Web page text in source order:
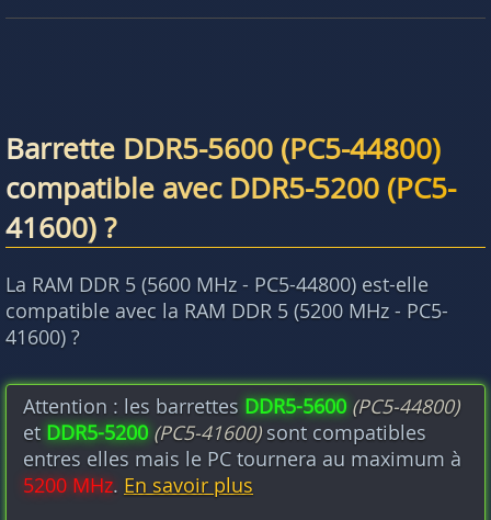
Barrette DDR5-5600 (PC5-44800)
compatible avec DDR5-5200 (PC5-
41600) ?
La RAM DDR 5 (5600 MHz - PC5-44800) est-elle
compatible avec la RAM DDR 5 (5200 MHz - PC5-
41600) ?
Attention : les barrettes DDR5-5600 (PC5-44800)
et DDR5-5200 (PC5-41600)sont compatibles
entres elles mais le PC tournera au maximum à
5200 MHz. En savoir plus